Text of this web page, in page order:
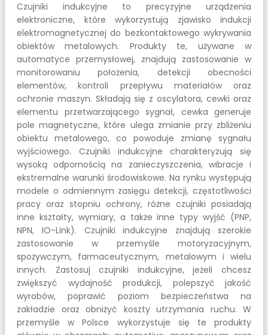
Czujniki indukcyjne to precyzyjne urządzenia
elektroniczne, które wykorzystują zjawisko indukcji
elektromagnetycznej do bezkontaktowego wykrywania
obiektów metalowych. Produkty te, używane w
automatyce przemysłowej, znajdują zastosowanie w
monitorowaniu położenia, detekcji obecności
elementów, kontroli przepływu materiałów oraz
ochronie maszyn. Składają się z oscylatora, cewki oraz
elementu przetwarzającego sygnał, cewka generuje
pole magnetyczne, które ulega zmianie przy zbliżeniu
obiektu metalowego, co powoduje zmianę sygnału
wyjściowego. Czujniki indukcyjne charakteryzują się
wysoką odpornością na zanieczyszczenia, wibracje i
ekstremalne warunki środowiskowe. Na rynku występują
modele o odmiennym zasięgu detekcji, częstotliwości
pracy oraz stopniu ochrony, różne czujniki posiadają
inne kształty, wymiary, a także inne typy wyjść (PNP,
NPN, IO-Link). Czujniki indukcyjne znajdują szerokie
zastosowanie w przemyśle motoryzacyjnym,
spożywczym, farmaceutycznym, metalowym i wielu
innych. Zastosuj czujniki indukcyjne, jeżeli chcesz
zwiększyć wydajność produkcji, polepszyć jakość
wyrobów, poprawić poziom bezpieczeństwa na
zakładzie oraz obniżyć koszty utrzymania ruchu. W
przemyśle w Polsce wykorzystuje się te produkty